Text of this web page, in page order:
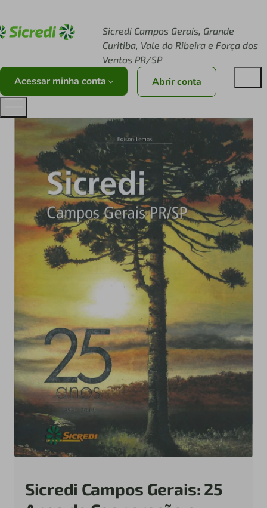
Sicredi Campos Gerais, Grande
Curitiba, Vale do Ribeira e Força dos
Ventos PR/SP
Acessar minha conta Abrir conta
Sicredi Campos Gerais: 25